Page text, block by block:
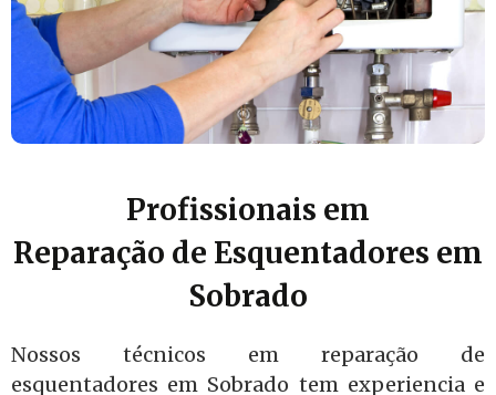
Profissionais em
Reparação de Esquentadores em
Sobrado
Nossos técnicos em reparação de
esquentadores em Sobrado tem experiencia e